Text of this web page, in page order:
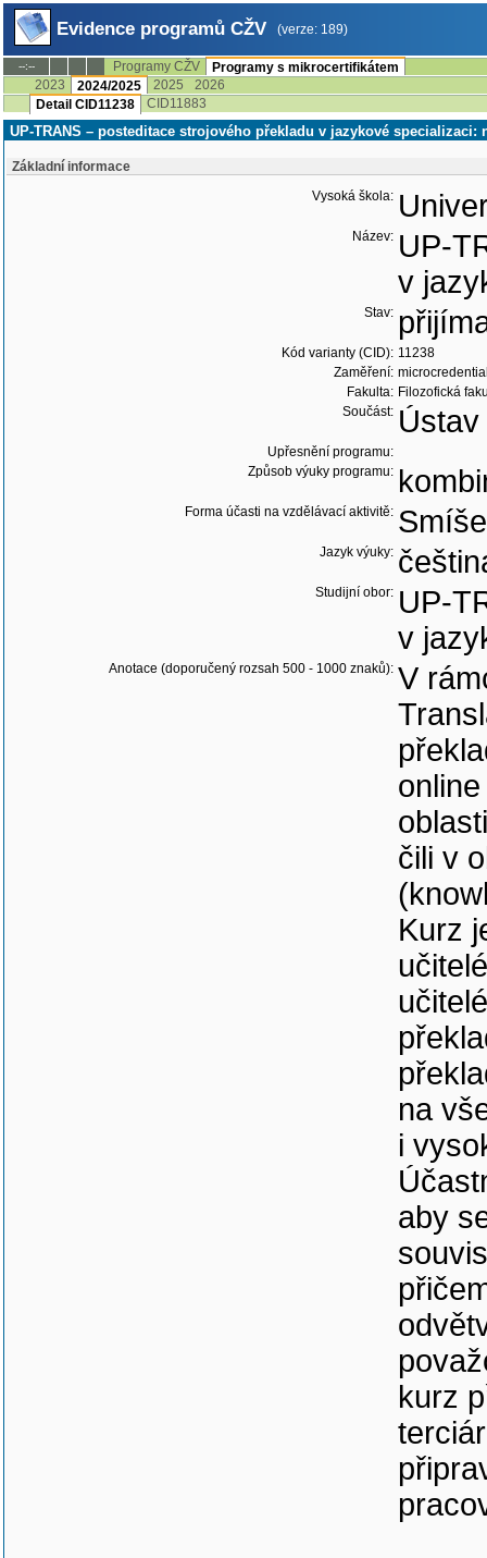
Evidence programů CŽV (verze: 189)
--:-- Programy CŽV
Programy s mikrocertifikátem
2023
2024/2025 2025
2026
Detail CID11238
CID11883
UP-TRANS – posteditace strojového překladu v jazykové specializaci:
Základní informace
Vysoká škola:
Název: UP-
v
Stav:
Kód varianty (CID): 11238
Zaměření:
Fakulta: Filozofická
Součást:
Upřesnění programu:
Způsob výuky programu:
Forma účasti na vzdělávací aktivitě:
Jazyk výuky:
Studijní obor: UP-
v
Anotace (doporučený rozsah 500 - 1000 znaků): V
čili v
Kurz
na
i
aby
kurz